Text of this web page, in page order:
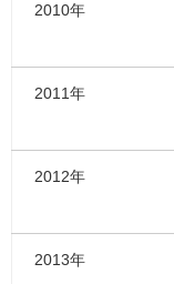
2010年
2011年
2012年
2013年